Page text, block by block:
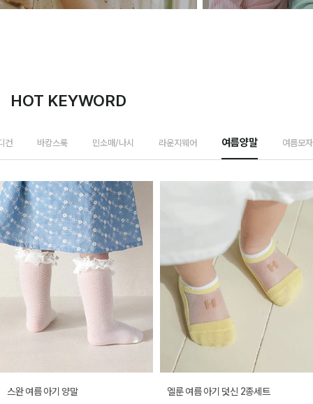
HOT KEYWORD
건 바캉스룩 민소매/나시 라운지웨어 여름양말 여름모자
[SIZE ~6Y] 토트 아기 밀짚 썬캡 [SIZE ~6Y] 어썸 여름 볼캡